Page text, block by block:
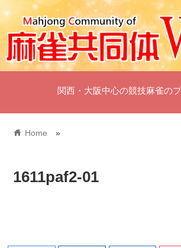
関西・大阪中心の競技麻雀の
home Home »
1611paf2-01